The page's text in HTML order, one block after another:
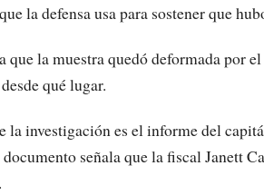
la defensa usa para sostener que
la muestra quedó deformada por
qué lugar.
la investigación es el informe del
señala que la fiscal Janett